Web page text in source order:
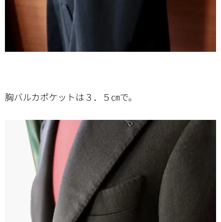
胸バルカポケットは３．５㎝で。